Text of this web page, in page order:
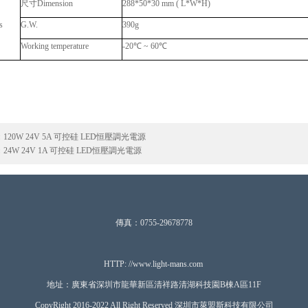
尺寸Dimension 288*50*30 mm ( L*W*H)
G.W. 390g
Working temperature -20℃~ 60℃
120W 24V 5A 可控硅 LED恒壓調光電源
24W 24V 1A 可控硅 LED恒壓調光電源
傳真：0755-29678778
HTTP: //www.light-mans.com
地址：廣東省深圳市龍華新區清祥路清湖科技園B棟A區11F
CopyRight 2016-2022 All Right Reserved 深圳市萊盟斯科技有限公司